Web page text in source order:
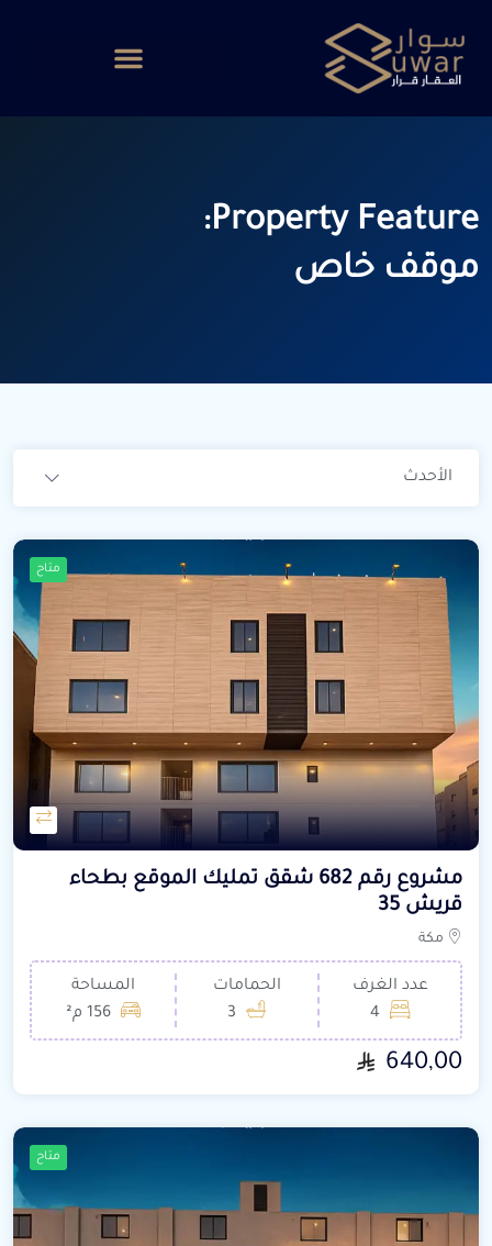
Property Feature:
موقف خاص
الأحدث
متاح
مشروع رقم 682 شقق تمليك الموقع بطحاء
قريش 35
مكة
عدد الغرف
4
الحمامات
3
المساحة
156 م²
640,00
متاح